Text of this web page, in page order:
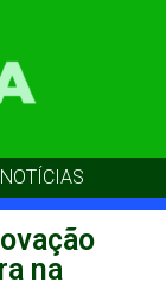
na